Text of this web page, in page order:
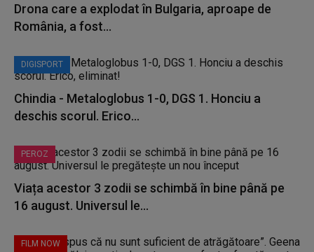
Drona care a explodat în Bulgaria, aproape de
România, a fost...
DIGISPORT
Chindia - Metaloglobus 1-0, DGS 1. Honciu a
deschis scorul. Erico...
PEROZ
Viața acestor 3 zodii se schimbă în bine până pe
16 august. Universul le...
FILM NOW